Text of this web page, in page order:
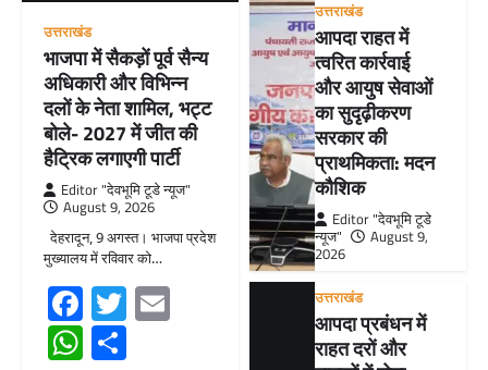
उत्तराखंड
भाजपा में सैकड़ों पूर्व सैन्य
अधिकारी और विभिन्न
दलों के नेता शामिल, भट्ट
बोले- 2027 में जीत की
हैट्रिक लगाएगी पार्टी
Editor "देवभूमि टूडे न्यूज"
August 9, 2026
देहरादून, 9 अगस्त। भाजपा प्रदेश
मुख्यालय में रविवार को…
Facebook
Twitter
WhatsApp
उत्तराखंड
आपदा राहत में
त्वरित कार्रवाई
और आयुष सेवाओं
का सुदृढ़ीकरण
सरकार की
प्राथमिकता: मदन
कौशिक
Editor "देवभूमि टूडे
न्यूज"
August 9,
2026
उत्तराखंड
आपदा प्रबंधन में
राहत दरों और